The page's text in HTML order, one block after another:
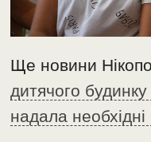
Ще новини
дитячого
надала